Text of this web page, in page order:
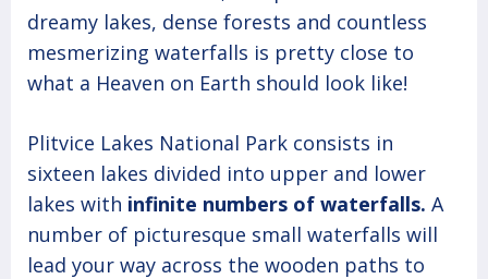
dreamy lakes, dense forests and countless
mesmerizing waterfalls is pretty close to
what a Heaven on Earth should look like!
Plitvice Lakes National Park consists in
sixteen lakes divided into upper and lower
lakes with infinite numbers of waterfalls. A
number of picturesque small waterfalls will
lead your way across the wooden paths to